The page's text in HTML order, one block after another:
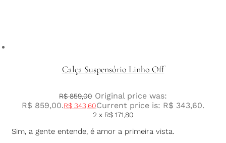
Calça Suspensório Linho Off
R$859,00 Original price was:
R$ 859,00.R$ 343,60Current price is: R$ 343,60.
2 x R$171,80
Sim, a gente entende, é amor a primeira vista.